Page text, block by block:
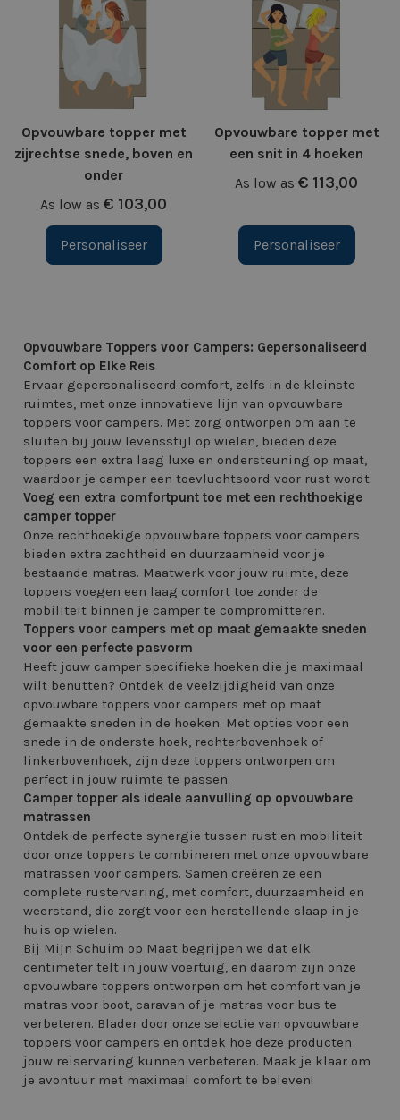
Opvouwbare topper met
zijrechtse snede, boven en
onder
As low as € 103,00
Personaliseer
Opvouwbare topper met
een snit in 4 hoeken
As low as € 113,00
Personaliseer
Opvouwbare Toppers voor Campers: Gepersonaliseerd
Comfort op Elke Reis
Ervaar gepersonaliseerd comfort, zelfs in de kleinste
ruimtes, met onze innovatieve lijn van opvouwbare
toppers voor campers. Met zorg ontworpen om aan te
sluiten bij jouw levensstijl op wielen, bieden deze
toppers een extra laag luxe en ondersteuning op maat,
waardoor je camper een toevluchtsoord voor rust wordt.
Voeg een extra comfortpunt toe met een rechthoekige
camper topper
Onze rechthoekige opvouwbare toppers voor campers
bieden extra zachtheid en duurzaamheid voor je
bestaande matras. Maatwerk voor jouw ruimte, deze
toppers voegen een laag comfort toe zonder de
mobiliteit binnen je camper te compromitteren.
Toppers voor campers met op maat gemaakte sneden
voor een perfecte pasvorm
Heeft jouw camper specifieke hoeken die je maximaal
wilt benutten? Ontdek de veelzijdigheid van onze
opvouwbare toppers voor campers met op maat
gemaakte sneden in de hoeken. Met opties voor een
snede in de onderste hoek, rechterbovenhoek of
linkerbovenhoek, zijn deze toppers ontworpen om
perfect in jouw ruimte te passen.
Camper topper als ideale aanvulling op opvouwbare
matrassen
Ontdek de perfecte synergie tussen rust en mobiliteit
door onze toppers te combineren met onze opvouwbare
matrassen voor campers. Samen creëren ze een
complete rustervaring, met comfort, duurzaamheid en
weerstand, die zorgt voor een herstellende slaap in je
huis op wielen.
Bij Mijn Schuim op Maat begrijpen we dat elk
centimeter telt in jouw voertuig, en daarom zijn onze
opvouwbare toppers ontworpen om het comfort van je
matras voor boot, caravan of je matras voor bus te
verbeteren. Blader door onze selectie van opvouwbare
toppers voor campers en ontdek hoe deze producten
jouw reiservaring kunnen verbeteren. Maak je klaar om
je avontuur met maximaal comfort te beleven!